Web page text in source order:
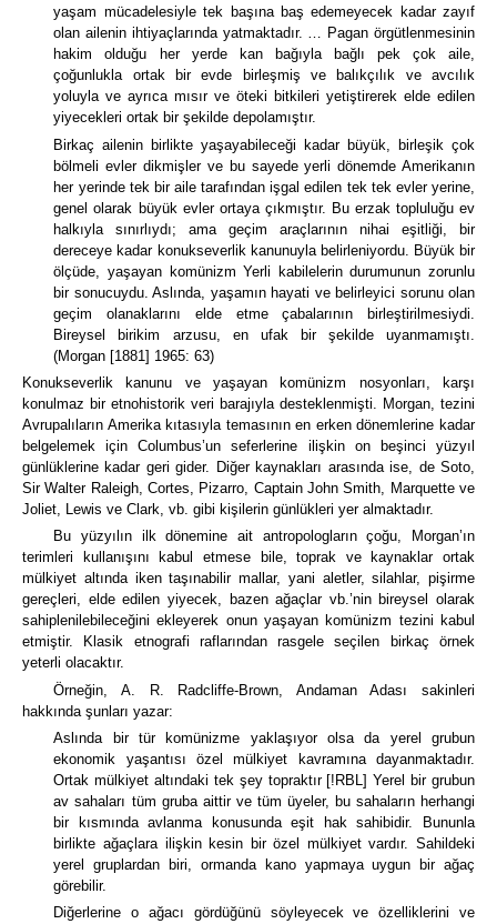
yaşam mücadelesiyle tek başına baş edemeyecek kadar zayıf
olan ailenin ihtiyaçlarında yatmaktadır. … Pagan örgütlenmesinin
hakim olduğu her yerde kan bağıyla bağlı pek çok aile,
çoğunlukla ortak bir evde birleşmiş ve balıkçılık ve avcılık
yoluyla ve ayrıca mısır ve öteki bitkileri yetiştirerek elde edilen
yiyecekleri ortak bir şekilde depolamıştır.
Birkaç ailenin birlikte yaşayabileceği kadar büyük, birleşik çok
bölmeli evler dikmişler ve bu sayede yerli dönemde Amerikanın
her yerinde tek bir aile tarafından işgal edilen tek tek evler yerine,
genel olarak büyük evler ortaya çıkmıştır. Bu erzak topluluğu ev
halkıyla sınırlıydı; ama geçim araçlarının nihai eşitliği, bir
dereceye kadar konukseverlik kanunuyla belirleniyordu. Büyük bir
ölçüde, yaşayan komünizm Yerli kabilelerin durumunun zorunlu
bir sonucuydu. Aslında, yaşamın hayati ve belirleyici sorunu olan
geçim olanaklarını elde etme çabalarının birleştirilmesiydi.
Bireysel birikim arzusu, en ufak bir şekilde uyanmamıştı.
(Morgan [1881] 1965: 63)
Konukseverlik kanunu ve yaşayan komünizm nosyonları, karşı
konulmaz bir etnohistorik veri barajıyla desteklenmişti.
Morgan, tezini
Avrupalıların Amerika kıtasıyla temasının en erken dönemlerine kadar
belgelemek için Columbus’un seferlerine ilişkin on beşinci yüzyıl
günlüklerine kadar geri gider.
Diğer kaynakları arasında ise, de Soto,
Sir Walter Raleigh, Cortes, Pizarro, Captain John Smith, Marquette ve
Joliet, Lewis ve Clark, vb. gibi kişilerin günlükleri yer almaktadır.
Bu yüzyılın ilk dönemine ait antropologların çoğu, Morgan’ın
terimleri kullanışını kabul etmese bile, toprak ve kaynaklar ortak
mülkiyet altında iken taşınabilir mallar, yani aletler, silahlar, pişirme
gereçleri, elde edilen yiyecek, bazen ağaçlar vb.’nin bireysel olarak
sahiplenilebileceğini ekleyerek onun yaşayan komünizm tezini kabul
etmiştir.
Klasik etnografi raflarından rasgele seçilen birkaç örnek
yeterli olacaktır.
Örneğin, A. R. Radcliffe-Brown, Andaman Adası sakinleri
hakkında şunları yazar:
Aslında bir tür komünizme yaklaşıyor olsa da yerel grubun
ekonomik yaşantısı özel mülkiyet kavramına dayanmaktadır.
Ortak mülkiyet altındaki tek şey topraktır [!RBL] Yerel bir grubun
av sahaları tüm gruba aittir ve tüm üyeler, bu sahaların herhangi
bir kısmında avlanma konusunda eşit hak sahibidir.
Bununla
birlikte ağaçlara ilişkin kesin bir özel mülkiyet vardır.
Sahildeki
yerel gruplardan biri, ormanda kano yapmaya uygun bir ağaç
görebilir.
Diğerlerine o ağacı gördüğünü söyleyecek ve özelliklerini ve